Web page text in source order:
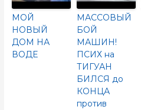
МОЙ
НОВЫЙ
ДОМ НА
ВОДЕ
МАССОВЫЙ
БОЙ
МАШИН!
ПСИХ на
ТИГУАН
БИЛСЯ до
КОНЦА
против